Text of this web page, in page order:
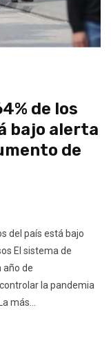
de los
bajo alerta
de
del país está bajo
El sistema de
año de
la pandemia
más...